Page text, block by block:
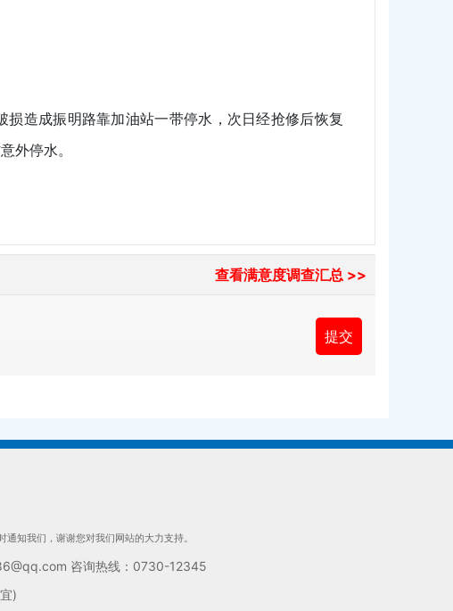
造成振明路靠加油站一带停水，次日经抢修后恢复
外停水。
查看满意度调查汇总 >>
知我们，谢谢您对我们网站的大力支持。
咨询热线：0730-12345
)